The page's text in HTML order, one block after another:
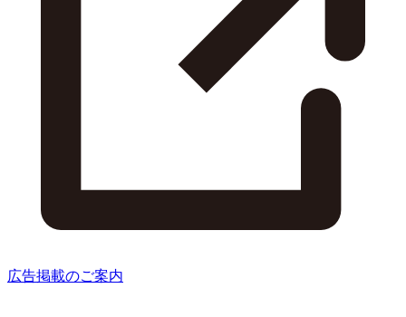
広告掲載のご案内